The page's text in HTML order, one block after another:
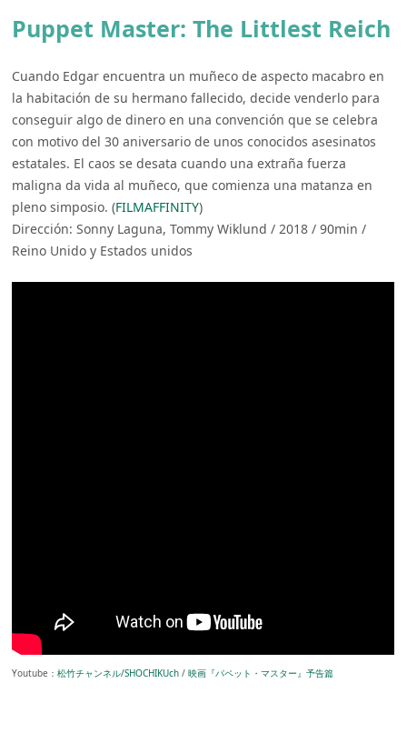
Puppet Master: The Littlest Reich
Cuando Edgar encuentra un muñeco de aspecto macabro en
la habitación de su hermano fallecido, decide venderlo para
conseguir algo de dinero en una convención que se celebra
con motivo del 30 aniversario de unos conocidos asesinatos
estatales. El caos se desata cuando una extraña fuerza
maligna da vida al muñeco, que comienza una matanza en
pleno simposio. (FILMAFFINITY)
Dirección: Sonny Laguna, Tommy Wiklund / 2018 / 90min /
Reino Unido y Estados unidos
Youtube：松竹チャンネル/SHOCHIKUch /映画『パペット・マスター』予告篇